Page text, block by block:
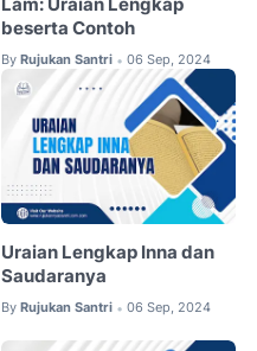
Lam: Uraian Lengkap
beserta Contoh
By Rujukan Santri • 06 Sep, 2024
Uraian Lengkap Inna dan
Saudaranya
By Rujukan Santri • 06 Sep, 2024